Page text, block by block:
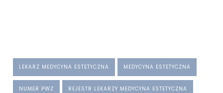
LEKARZ MEDYCYNA ESTETYCZNA MEDYCYNA ESTETYCZNA
NUMER PWZ REJESTR LEKARZY MEDYCYNA ESTETYCZNA